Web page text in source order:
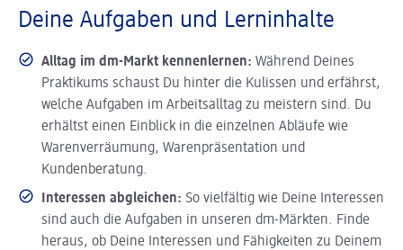
Deine Aufgaben und Lerninhalte
Alltag im dm-Markt kennenlernen: Während Deines
Praktikums schaust Du hinter die Kulissen und erfährst,
welche Aufgaben im Arbeitsalltag zu meistern sind. Du
erhältst einen Einblick in die einzelnen Abläufe wie
Warenverräumung, Warenpräsentation und
Kundenberatung.
Interessen abgleichen: So vielfältig wie Deine Interessen
sind auch die Aufgaben in unseren dm-Märkten. Finde
heraus, ob Deine Interessen und Fähigkeiten zu Deinem